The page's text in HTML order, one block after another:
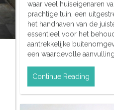
waar veel huiseigenaren
prachtige tuin, een
het handhaven van de
essentieel voor het
aantrekkelijke
een waardevolle aanvulling…
Continue Reading